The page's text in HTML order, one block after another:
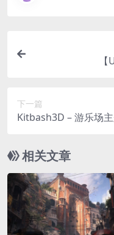
下一篇
Kitbash3D – 游乐场
相关文章